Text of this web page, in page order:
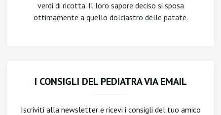
verdi di ricotta. Il loro sapore deciso si sposa
ottimamente a quello dolciastro delle patate.
I CONSIGLI DEL PEDIATRA VIA EMAIL
Iscriviti alla newslettere ricevi i consigli del tuo amico